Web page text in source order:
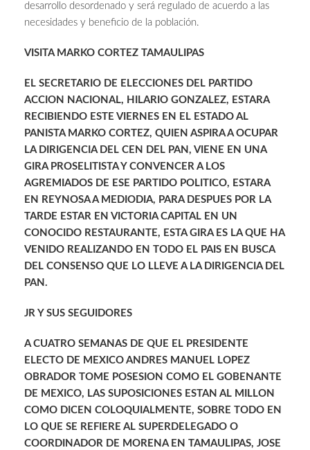
desarrollo desordenado y será regulado de acuerdo a las
necesidades y beneficio de la población.
VISITA MARKO CORTEZ TAMAULIPAS
EL SECRETARIO DE ELECCIONES DEL PARTIDO
ACCION NACIONAL, HILARIO GONZALEZ, ESTARA
RECIBIENDO ESTE VIERNES EN EL ESTADO AL
PANISTA MARKO CORTEZ, QUIEN ASPIRA A OCUPAR
LA DIRIGENCIA DEL CEN DEL PAN, VIENE EN UNA
GIRA PROSELITISTA Y CONVENCER A LOS
AGREMIADOS DE ESE PARTIDO POLITICO, ESTARA
EN REYNOSA A MEDIODIA, PARA DESPUES POR LA
TARDE ESTAR EN VICTORIA CAPITAL EN UN
CONOCIDO RESTAURANTE, ESTA GIRA ES LA QUE HA
VENIDO REALIZANDO EN TODO EL PAIS EN BUSCA
DEL CONSENSO QUE LO LLEVE A LA DIRIGENCIA DEL
PAN.
JR Y SUS SEGUIDORES
A CUATRO SEMANAS DE QUE EL PRESIDENTE
ELECTO DE MEXICO ANDRES MANUEL LOPEZ
OBRADOR TOME POSESION COMO EL GOBENANTE
DE MEXICO, LAS SUPOSICIONES ESTAN AL MILLON
COMO DICEN COLOQUIALMENTE, SOBRE TODO EN
LO QUE SE REFIERE AL SUPERDELEGADO O
COORDINADOR DE MORENA EN TAMAULIPAS, JOSE